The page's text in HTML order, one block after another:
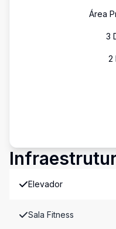
Área
3
2
Elevador
Sala Fitness